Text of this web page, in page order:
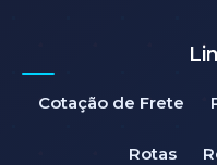
Cotação de Frete
Rotas